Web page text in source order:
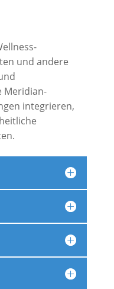
und andere
Meridian-
integrieren,